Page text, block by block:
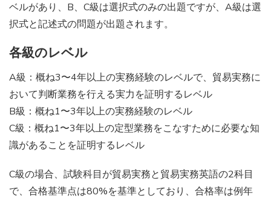
ベルがあり、B、C級は選択式のみの出題ですが、A級は選
択式と記述式の問題が出題されます。
各級のレベル
A級：概ね3〜4年以上の実務経験のレベルで、貿易実務に
おいて判断業務を行える実力を証明するレベル
B級：概ね1〜3年以上の実務経験のレベル
C級：概ね1〜3年以上の定型業務をこなすために必要な知
識があることを証明するレベル
C級の場合、試験科目が貿易実務と貿易実務英語の2科目
で、合格基準点は80%を基準としており、合格率は例年